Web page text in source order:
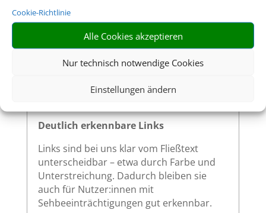
Cookie-Richtlinie
Alle Cookies akzeptieren
Nur technisch notwendige Cookies
Einstellungen ändern
Reihenfolge durchlaufen, sodass
Nutzer:innen mit Tastatur oder
Screenreader effizient und ohne
Verwirrung durch die Inhalte geführt
Deutlich erkennbare Links
Links sind bei uns klar vom Fließtext
unterscheidbar – etwa durch Farbe und
Unterstreichung. Dadurch bleiben sie
auch für Nutzer:innen mit
Sehbeeinträchtigungen gut erkennbar.